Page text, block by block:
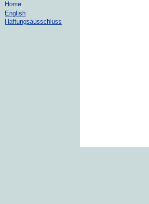
Home
English
Haftungsausschluss